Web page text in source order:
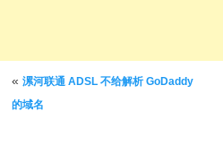
文章导航
«漯河联通 ADSL 不给解析 GoDaddy
的域名